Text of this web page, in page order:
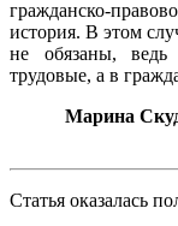
гражданско-
история. В этом
не обязаны,
трудовые, а в
Марина
Статья оказалась